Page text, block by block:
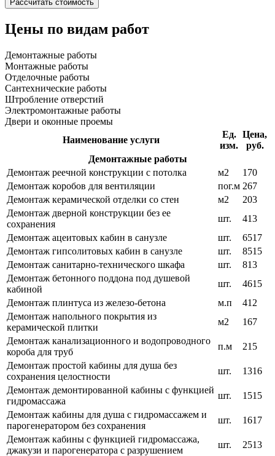
Цены по видам работ
Демонтажные работы
Монтажные работы
Отделочные работы
Сантехнические работы
Штробление отверстий
Электромонтажные работы
Двери и оконные проемы
Наименование услуги
Ед.
изм.
Цена,
руб.
Демонтажные работы
Демонтаж реечной конструкции с потолка
м2
170
Демонтаж коробов для вентиляции
пог.м 267
Демонтаж керамической отделки со стен
м2
203
Демонтаж дверной конструкции без ее
сохранения
шт.
413
Демонтаж ацеитовых кабин в санузле
шт.
6517
Демонтаж гипсолитовых кабин в санузле
шт.
8515
Демонтаж санитарно-технического шкафа
шт.
813
Демонтаж бетонного поддона под душевой
кабиной
шт.
4615
Демонтаж плинтуса из железо-бетона
м.п
412
Демонтаж напольного покрытия из
керамической плитки
м2
167
Демонтаж канализационного и водопроводного
короба для труб
п.м
215
Демонтаж простой кабины для душа без
сохранения целостности
шт.
1316
Демонтаж демонтированной кабины с функцией
гидромассажа
шт.
1515
Демонтаж кабины для душа с гидромассажем и
парогенератором без сохранения
шт.
1617
Демонтаж кабины с функцией гидромассажа,
джакузи и парогенератора с разрушением
шт.
2513